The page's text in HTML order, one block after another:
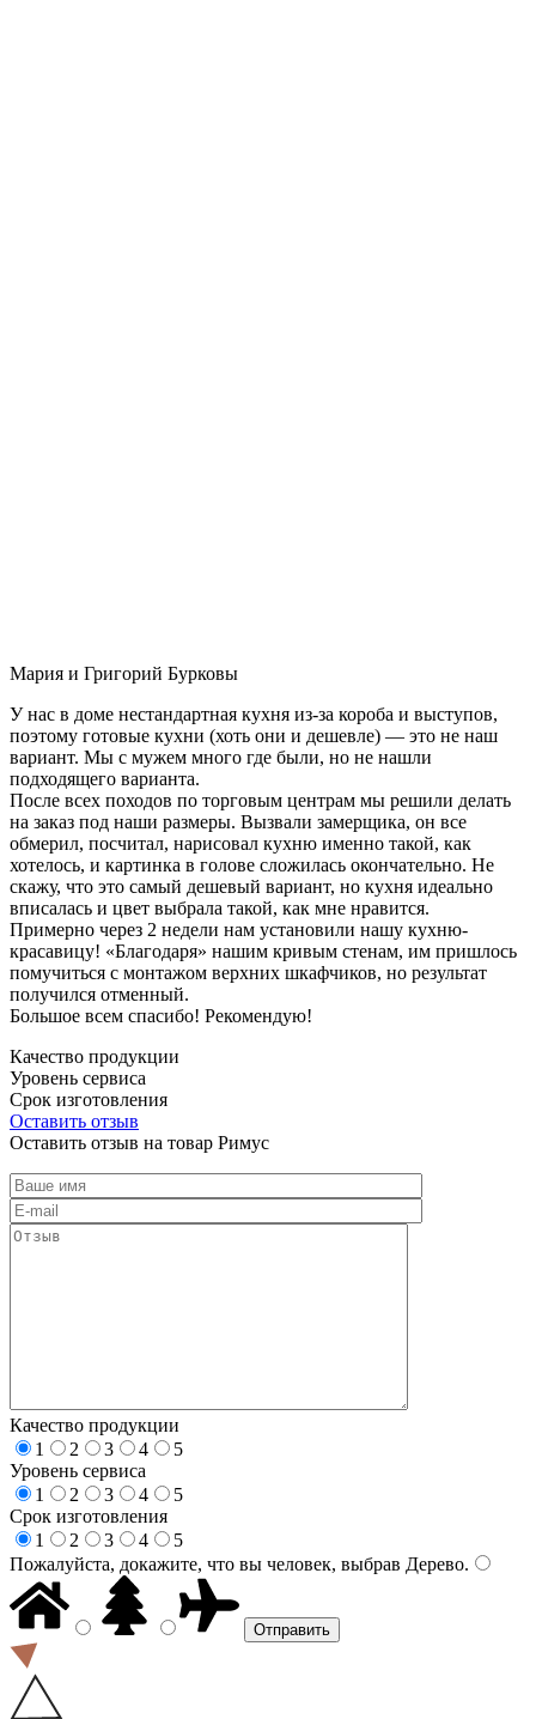
Мария и Григорий Бурковы
У нас в доме нестандартная кухня из-за короба и выступов,
поэтому готовые кухни (хоть они и дешевле) — это не наш
вариант. Мы с мужем много где были, но не нашли
подходящего варианта.
После всех походов по торговым центрам мы решили делать
на заказ под наши размеры. Вызвали замерщика, он все
обмерил, посчитал, нарисовал кухню именно такой, как
хотелось, и картинка в голове сложилась окончательно. Не
скажу, что это самый дешевый вариант, но кухня идеально
вписалась и цвет выбрала такой, как мне нравится.
Примерно через 2 недели нам установили нашу кухню-
красавицу! «Благодаря» нашим кривым стенам, им пришлось
помучиться с монтажом верхних шкафчиков, но результат
получился отменный.
Большое всем спасибо! Рекомендую!
Качество продукции
Уровень сервиса
Срок изготовления
Оставить отзыв
Оставить отзыв на товар Римус
Качество продукции
1
2 3 4
5
Уровень сервиса
1
2 3 4
5
Срок изготовления
1
2 3 4
5
Пожалуйста, докажите, что вы человек, выбрав Дерево.